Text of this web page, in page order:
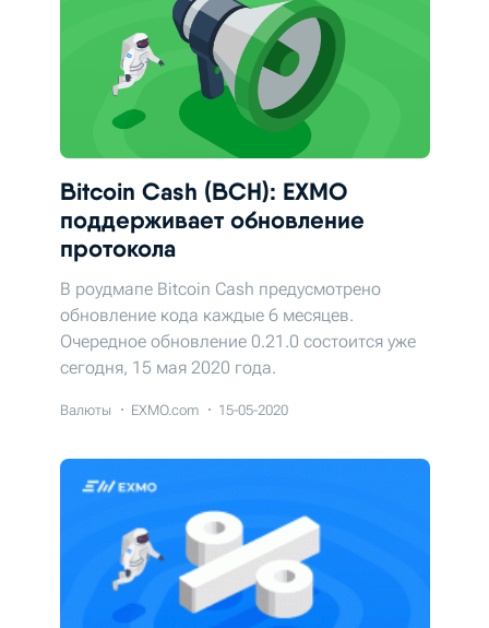
Bitcoin Cash (BCH): EXMO
поддерживает обновление
протокола
В роудмапе Bitcoin Cash предусмотрено
обновление кода каждые 6 месяцев.
Очередное обновление 0.21.0 состоится уже
сегодня, 15 мая 2020 года.
Валюты EXMO.com 15-05-2020